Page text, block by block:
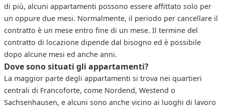
di più, alcuni appartamenti possono essere affittato solo per
un oppure due mesi. Normalmente, il periodo per cancellare il
contratto è un mese entro fine di un mese. Il termine del
contratto di locazione dipende dal bisogno ed è possibile
dopo alcune mesi ed anche anni.
Dove sono situati gli appartamenti?
La maggior parte degli appartamenti si trova nei quartieri
centrali di Francoforte, come Nordend, Westend o
Sachsenhausen, e alcuni sono anche vicino ai luoghi di lavoro